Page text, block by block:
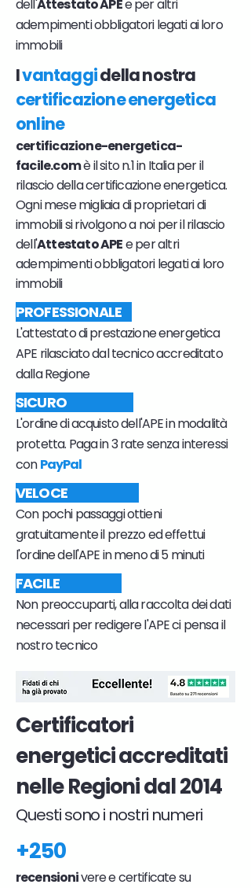
dell'Attestato APEe per altri
adempimenti obbligatori legati ai loro
immobili
Ivantaggidella nostra
certificazione energetica
online
certificazione-energetica-
facile.comè il sito n.1 in Italia per il
rilascio della certificazione energetica.
Ogni mese migliaia di proprietari di
immobili si rivolgono a noi per il rilascio
dell'Attestato APEe per altri
adempimenti obbligatori legati ai loro
immobili
PROFESSIONALE
L'attestato di prestazione energetica
APE rilasciato dal tecnico accreditato
dalla Regione
SICURO
L'ordine di acquisto dell'APE in modalità
protetta. Paga in 3 rate senza interessi
conPayPal
VELOCE
Con pochi passaggi ottieni
gratuitamente il prezzo ed effettui
l'ordine dell'APE in meno di 5 minuti
FACILE
Non preoccuparti, alla raccolta dei dati
necessari per redigere l'APE ci pensa il
nostro tecnico
Certificatori
energetici accreditati
nelle Regioni dal 2014
Questi sono i nostri numeri
+250
recensionivere e certificate su